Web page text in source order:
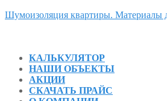
Шумоизоляция квартиры. Материалы
КАЛЬКУЛЯТОР
НАШИ ОБЪЕКТЫ
АКЦИИ
СКАЧАТЬ ПРАЙС